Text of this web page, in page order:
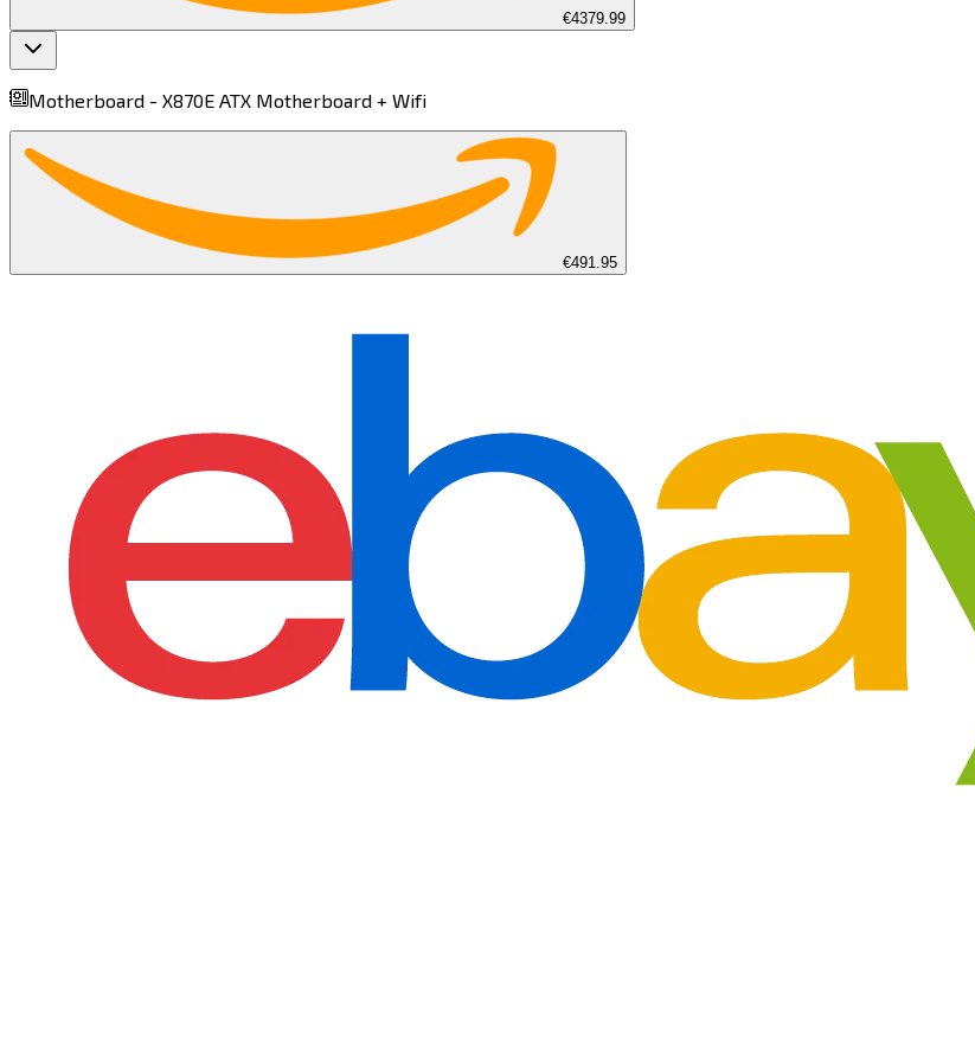
find more oncpus.gg
€4379.99
Motherboard - X870E ATX Motherboard + Wifi​​​​‌ ‍ ​‍​‍‌‍ ‌ ​‍‌‍‍‌‌‍‌ ‌‍‍‌‌‍ ‍​‍​‍​ ‍‍​‍​‍‌ ​ ‌‍​‌‌‍ ‍‌‍‍‌‌ ‌​‌ ‍‌​‍ ‍‌‍‍‌‌‍ ​‍​‍​‍ ​​‍​‍‌‍‍​‌ ​‍‌‍‌‌‌‍‌‍​‍​‍​ ‍‍​‍​‍​‍ ‌‍​‌‌‍‌​‌‍ ‌‌‍‍‌‌‍ ‍​‍ ‌‍‍‌‌‍ ‍‌ ‌​‌‍‌‌‌‍ ‍‌ ‌​​‍ ‌‍‌‌‌‍‌​‌‍‍‌‌ ‌​​‍ ‌‍ ‌‌‍ ‌‍‌​‌‍‌‌​ ‌‌ ​​‌ ​‍‌‍‌‌‌ ​ ‌‍‌‌‌‍ ‍‌ ‌​‌‍​‌‌ ‌​‌‍‍‌‌‍ ‌‍ ‍​ ‍ ‌‍‍‌‌‍‌​​ ‌​ ‍‌‌‍​‌​ ​‌‌‍​‌​ ​‍​ ‍‌‌‍​ ‌‍‌‍​‍ ‌‌‍‌‍​ ‌​​ ​‍​ ‌‌​‍ ‌​ ‌​​ ​ ​ ‌‍​ ‍​​‍ ‌​ ‍‌​ ​‌​ ‍​‌‍‌​​‍ ‌‌‍‌‌​ ‍‌‌‍​‍​ ​​​ ​‌‌‍‌​‌‍‌‍​ ‌‍​ ​​​ ‌​​ ​ ​ ​‌​ ‍ ‌ ‌​‌ ‍‌‌ ​​‌‍‌‌​ ‌‌‍ ‌‌‍ ‌ ‌​‌‍‍​‌‍‌‌‌ ​‍‌‍​‍‌‍ ‌‍​‌‌ ​‍‌‍‌​​ ‍ ‌ ​​‌‍​‌‌ ‌​‌‍‍​​ ‌‌‍ ‍‌‍​‌‌‍ ‌‌‍‌‌​ ‌‍​‍‌‍​‌‌ ​ ‌‍‌‌‌‌‌‌‌ ​‍‌‍ ​​ ‌​‍‌‌​ ​‍‌​‌‍‌‍​‌‌‍‌​‌‍ ‌‌‍‍‌‌‍ ‍​‍‌‍‌‍‍‌‌‍‌​​ ‌​ ‍‌‌‍​‌​ ​‌‌‍​‌​ ​‍​ ‍‌‌‍​ ‌‍‌‍​‍ ‌‌‍‌‍​ ‌​​ ​‍​ ‌‌​‍ ‌​ ‌​​ ​ ​ ‌‍​ ‍​​‍ ‌​ ‍‌​ ​‌​ ‍​‌‍‌​​‍ ‌‌‍‌‌​ ‍‌‌‍​‍​ ​​​ ​‌‌‍‌​‌‍‌‍​ ‌‍​ ​​​ ‌​​ ​ ​ ​‌​‍‌‍‌ ‌​‌ ‍‌‌ ​​‌‍‌‌​ ‌‌‍ ‌‌‍ ‌ ‌​‌‍‍​‌‍‌‌‌ ​‍‌‍​‍‌‍ ‌‍​‌‌ ​‍‌‍‌​​‍‌‍‌ ​​‌‍​‌‌ ‌​‌‍‍​​ ‌‌‍ ‍‌‍​‌‌‍ ‌‌‍‌‌​‍‌‍‌ ​​‌‍‌‌‌ ​‍‌ ​ ‌ ​​‌‍‌‌‌‍​ ‌ ‌​‌‍‍‌‌ ‌‍‌‍‌‌​ ‌‌ ​​‌ ‌‌‌‍​‍‌‍ ​‌‍‍‌‌ ​ ‌‍‍​‌‍‌‌‌‍‌​​‍​‍‌ ‌
€491.95